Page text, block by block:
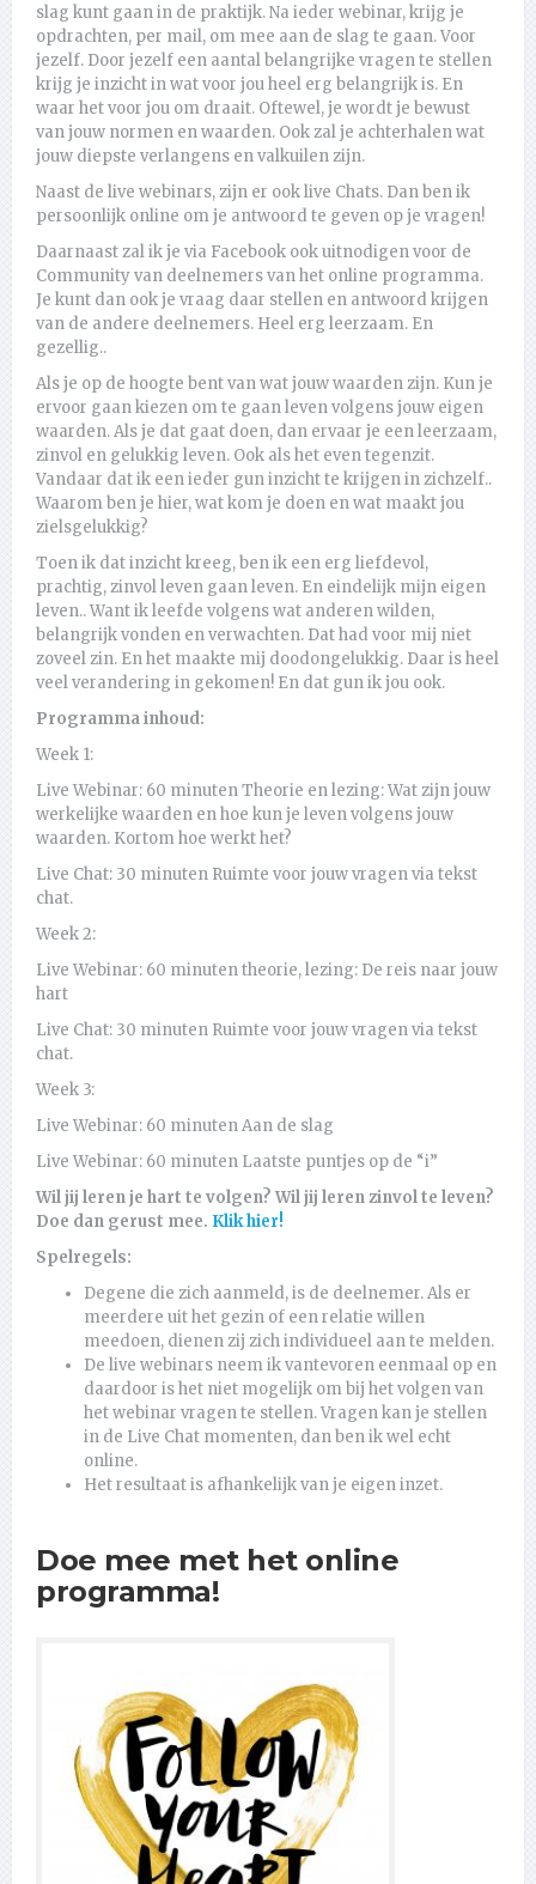
slag kunt gaan in de praktijk. Na ieder webinar, krijg je
opdrachten, per mail, om mee aan de slag te gaan. Voor
jezelf. Door jezelf een aantal belangrijke vragen te stellen
krijg je inzicht in wat voor jou heel erg belangrijk is. En
waar het voor jou om draait. Oftewel, je wordt je bewust
van jouw normen en waarden. Ook zal je achterhalen wat
jouw diepste verlangens en valkuilen zijn.
Naast de live webinars, zijn er ook live Chats. Dan ben ik
persoonlijk online om je antwoord te geven op je vragen!
Daarnaast zal ik je via Facebook ook uitnodigen voor de
Community van deelnemers van het online programma.
Je kunt dan ook je vraag daar stellen en antwoord krijgen
van de andere deelnemers. Heel erg leerzaam. En
gezellig..
Als je op de hoogte bent van wat jouw waarden zijn. Kun je
ervoor gaan kiezen om te gaan leven volgens jouw eigen
waarden. Als je dat gaat doen, dan ervaar je een leerzaam,
zinvol en gelukkig leven. Ook als het even tegenzit.
Vandaar dat ik een ieder gun inzicht te krijgen in zichzelf..
Waarom ben je hier, wat kom je doen en wat maakt jou
zielsgelukkig?
Toen ik dat inzicht kreeg, ben ik een erg liefdevol,
prachtig, zinvol leven gaan leven. En eindelijk mijn eigen
leven.. Want ik leefde volgens wat anderen wilden,
belangrijk vonden en verwachten. Dat had voor mij niet
zoveel zin. En het maakte mij doodongelukkig. Daar is heel
veel verandering in gekomen! En dat gun ik jou ook.
Programma inhoud:
Week 1:
Live Webinar: 60 minuten Theorie en lezing: Wat zijn jouw
werkelijke waarden en hoe kun je leven volgens jouw
waarden. Kortom hoe werkt het?
Live Chat: 30 minuten Ruimte voor jouw vragen via tekst
chat.
Week 2:
Live Webinar: 60 minuten theorie, lezing: De reis naar jouw
hart
Live Chat: 30 minuten Ruimte voor jouw vragen via tekst
chat.
Week 3:
Live Webinar: 60 minuten Aan de slag
Live Webinar: 60 minuten Laatste puntjes op de “i”
Wil jij leren je hart te volgen? Wil jij leren zinvol te leven?
Doe dan gerust mee. Klik hier!
Spelregels:
Degene die zich aanmeld, is de deelnemer. Als er
meerdere uit het gezin of een relatie willen
meedoen, dienen zij zich individueel aan te melden.
De live webinars neem ik vantevoren eenmaal op en
daardoor is het niet mogelijk om bij het volgen van
het webinar vragen te stellen. Vragen kan je stellen
in de Live Chat momenten, dan ben ik wel echt
online.
Het resultaat is afhankelijk van je eigen inzet.
Doe mee met het online
programma!